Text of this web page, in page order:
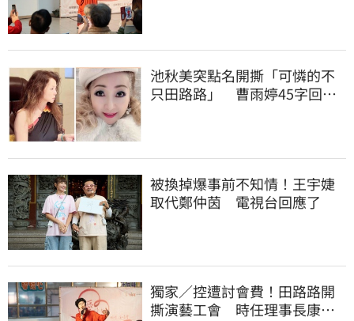
池秋美突點名開撕「可憐的不
只田路路」 曹雨婷45字回應
被換掉爆事前不知情！王宇婕
取代鄭仲茵 電視台回應了
獨家／控遭討會費！田路路開
撕演藝工會 時任理事長康凱